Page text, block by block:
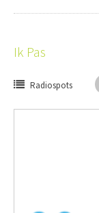
Ik Pas
Radiospots